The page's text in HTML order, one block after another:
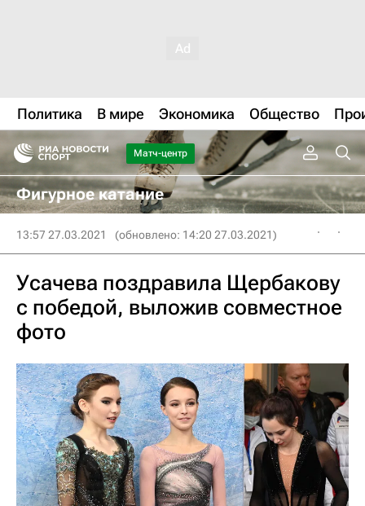
Политика В мире Экономика Общество
Матч-центр
Фигурное катание
13:57 27.03.2021 (обновлено: 14:20 27.03.2021)
Усачева поздравила Щербакову
с победой, выложив совместное
фото